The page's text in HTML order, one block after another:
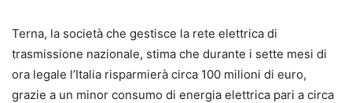
Terna, la società che gestisce la rete elettrica di
trasmissione nazionale, stima che durante i sette mesi di
ora legale l’Italia risparmierà circa 100 milioni di euro,
grazie a un minor consumo di energia elettrica pari a circa